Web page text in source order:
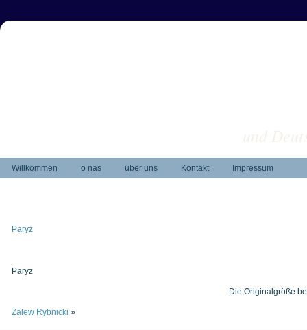
und
Willkommen o nas über uns Kontakt Impressum
Paryz
Paryz
Die Originalgröße
Zalew Rybnicki »